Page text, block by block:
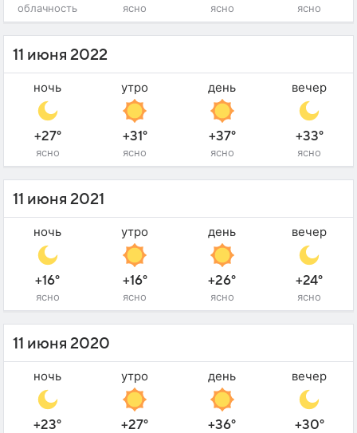
облачность ясно ясно ясно
11 июня 2022
ночь
+27°
ясно
утро
+31°
ясно
день
+37°
ясно
вечер
+33°
ясно
11 июня 2021
ночь
+16°
ясно
утро
+16°
ясно
день
+26°
ясно
вечер
+24°
ясно
11 июня 2020
ночь
+23°
утро
+27°
день
+36°
вечер
+30°